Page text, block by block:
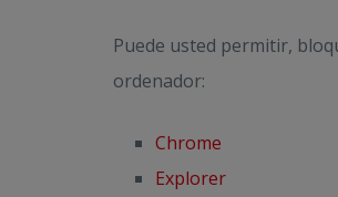
Puede usted permitir,
ordenador:
Chrome
Explorer